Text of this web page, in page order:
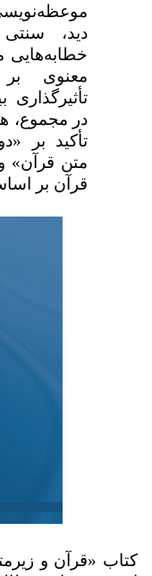
دید،
معنوی
در مجموع،
تأکید بر
متن قرآن»
قرآن بر
کتاب «قرآن و